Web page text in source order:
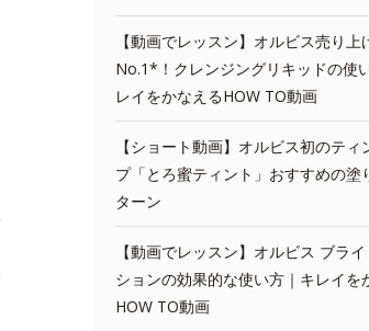
【動画でレッスン】オルビス売り上
No.1*！クレンジングリキッドの使
レイをかなえるHOW TO動画
【ショート動画】オルビス初のティ
プ「とろ蜜ティント」おすすめの塗
ターン
【動画でレッスン】オルビス ブラ
ションの効果的な使い方｜キレイを
HOW TO動画